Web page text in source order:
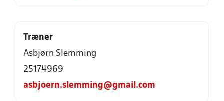
Træner
Asbjørn Slemming
25174969
asbjoern.slemming@gmail.com